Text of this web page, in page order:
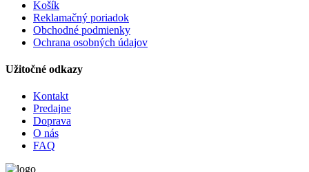
Košík
Reklamačný poriadok
Obchodné podmienky
Ochrana osobných údajov
Užitočné odkazy
Kontakt
Predajne
Doprava
O nás
FAQ